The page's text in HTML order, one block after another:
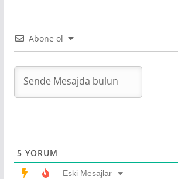
Abone ol
5 YORUM
Eski Mesajlar